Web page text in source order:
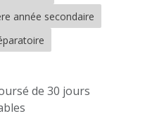
année secondaire
de 30 jours